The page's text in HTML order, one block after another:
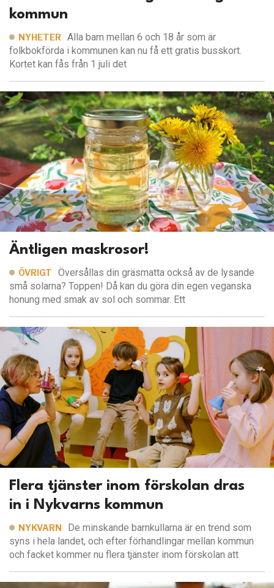
kommun
NYHETER Alla barn mellan 6 och 18 år som är
folkbokförda i kommunen kan nu få ett gratis busskort.
Kortet kan fås från 1 juli det
Äntligen maskrosor!
ÖVRIGT
Översållas din gräsmatta också av de lysande
små solarna? Toppen! Då kan du göra din egen veganska
honung med smak av sol och sommar. Ett
Flera tjänster inom förskolan dras
in i Nykvarns kommun
NYKVARN
De minskande barnkullarna är en trend som
syns i hela landet, och efter förhandlingar mellan kommun
och facket kommer nu flera tjänster inom förskolan att